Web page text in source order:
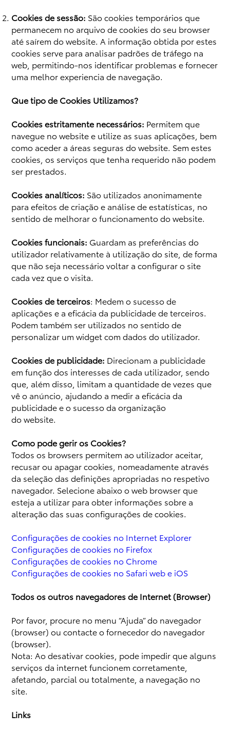
Cookies de sessão: São cookies temporários que
permanecem no arquivo de cookies do seu browser
até saírem do website. A informação obtida por estes
cookies serve para analisar padrões de tráfego na
web, permitindo-nos identificar problemas e fornecer
uma melhor experiencia de navegação.
Que tipo de Cookies Utilizamos?
Cookies estritamente necessários: Permitem que
navegue no website e utilize as suas aplicações, bem
como aceder a áreas seguras do website. Sem estes
cookies, os serviços que tenha requerido não podem
ser prestados.
Cookies analíticos: São utilizados anonimamente
para efeitos de criação e análise de estatísticas, no
sentido de melhorar o funcionamento do website.
Cookies funcionais: Guardam as preferências do
utilizador relativamente à utilização do site, de forma
que não seja necessário voltar a configurar o site
cada vez que o visita.
Cookies de terceiros: Medem o sucesso de
aplicações e a eficácia da publicidade de terceiros.
Podem também ser utilizados no sentido de
personalizar um widget com dados do utilizador.
Cookies de publicidade: Direcionam a publicidade
em função dos interesses de cada utilizador, sendo
que, além disso, limitam a quantidade de vezes que
vê o anúncio, ajudando a medir a eficácia da
publicidade e o sucesso da organização
do website.
Como pode gerir os Cookies?
Todos os browsers permitem ao utilizador aceitar,
recusar ou apagar cookies, nomeadamente através
da seleção das definições apropriadas no respetivo
navegador. Selecione abaixo o web browser que
esteja a utilizar para obter informações sobre a
alteração das suas configurações de cookies.
Configurações de cookies no Internet Explorer
Configurações de cookies no Firefox
Configurações de cookies no Chrome
Configurações de cookies no Safari web e iOS
Todos os outros navegadores de Internet (Browser)
Por favor, procure no menu “Ajuda” do navegador
(browser) ou contacte o fornecedor do navegador
(browser).
Nota: Ao desativar cookies, pode impedir que alguns
serviços da internet funcionem corretamente,
afetando, parcial ou totalmente, a navegação no
site.
Links